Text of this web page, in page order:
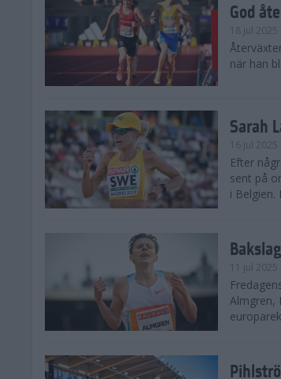
God
18 jul 2025
när han
Sarah
16 jul 2025
Efter
sent på
i Belgien.
11 jul 2025
Almgren,